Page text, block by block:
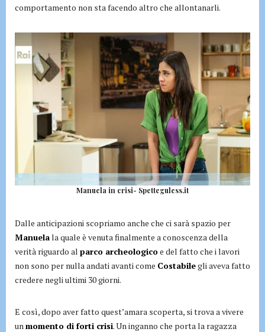
comportamento non sta facendo altro che allontanarli.
Manuela in crisi- Spetteguless.it
Dalle anticipazioni scopriamo anche che ci sarà spazio per
Manuelala quale è venuta finalmente a conoscenza della
verità riguardo al parco archeologicoe del fatto che i lavori
non sono per nulla andati avanti come Costabilegli aveva fatto
credere negli ultimi 30 giorni.
E così, dopo aver fatto quest’amara scoperta, si trova a vivere
un momento di forti crisi. Un inganno che porta la ragazza